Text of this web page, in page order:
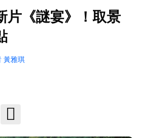
片《謎宴》！取景
黃雅琪